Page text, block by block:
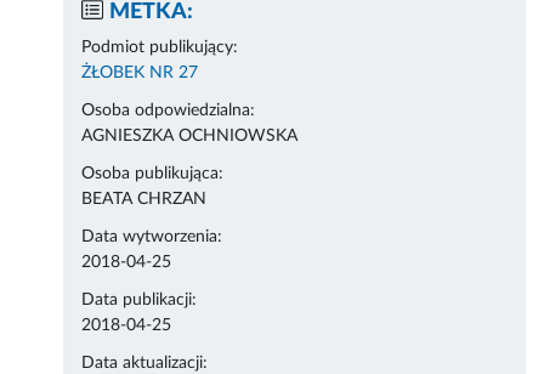
METKA:
Podmiot publikujący:
ŻŁOBEK NR 27
Osoba odpowiedzialna:
AGNIESZKA OCHNIOWSKA
Osoba publikująca:
BEATA CHRZAN
Data wytworzenia:
2018-04-25
Data publikacji:
2018-04-25
Data aktualizacji: